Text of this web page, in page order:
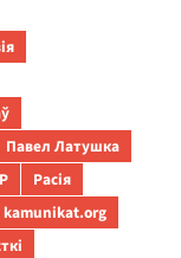
Павел Латушка
Расія